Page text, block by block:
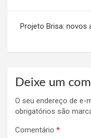
Projeto Brisa: novos
Deixe um
O seu endereço de e-
obrigatórios são
Comentário *